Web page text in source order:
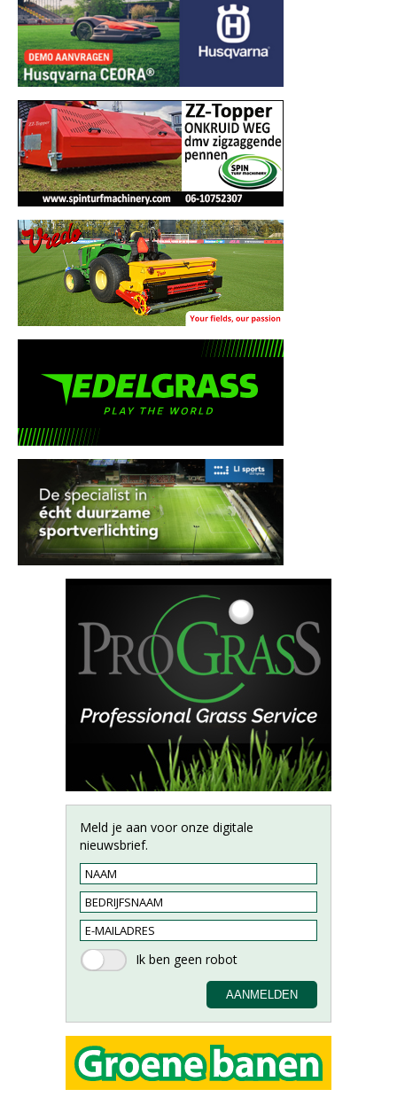
Meld je aan voor onze digitale
nieuwsbrief.